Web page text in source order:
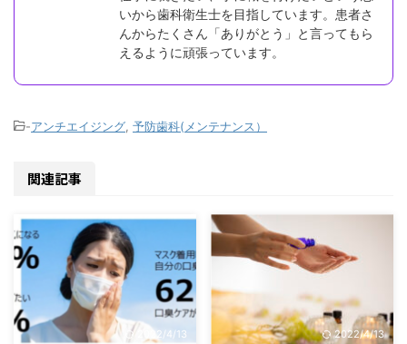
いから歯科衛生士を目指しています。患者さ
んからたくさん「ありがとう」と言ってもら
えるように頑張っています。
-アンチエイジング, 予防歯科(メンテナンス）
関連記事
2022/4/13 2022/4/13